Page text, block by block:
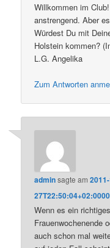
Willkommen im
anstrengend. Aber
Würdest Du mit
Holstein kommen?
L.G. Angelika
Zum Antworten
adminsagte am
Wenn es ein
Frauenwochenende
auch schon mal